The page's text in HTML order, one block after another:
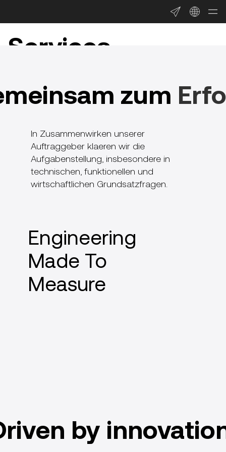
In Zusammenwirken unserer
Auftraggeber klaeren wir die
Aufgabenstellung, insbesondere in
technischen, funktionellen und
wirtschaftlichen Grundsatzfragen.
zum
Engineering
Made To
Measure
by
Services